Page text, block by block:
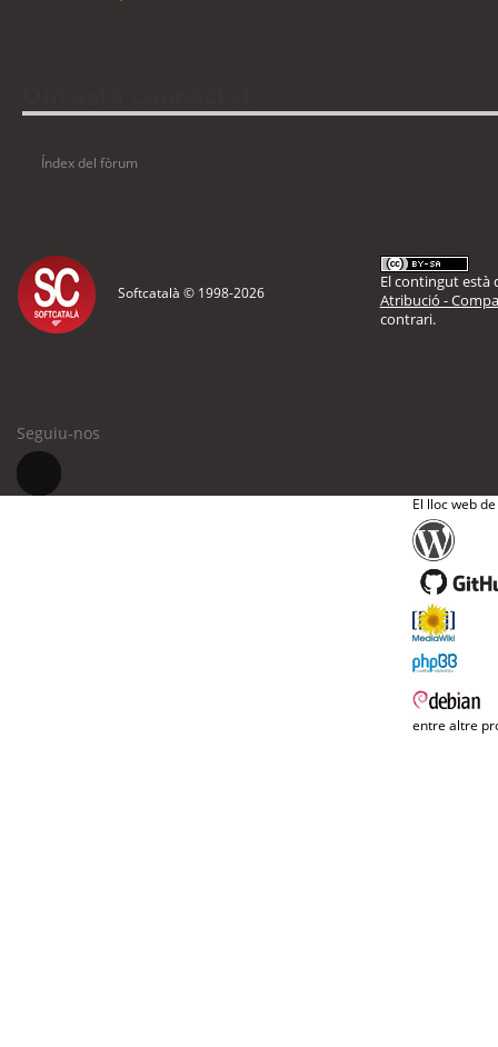
Índex del fòrum
Softcatalà © 1998-2026
El contingut està
Atribució -
contrari.
Seguiu-nos
El lloc web
entre altre